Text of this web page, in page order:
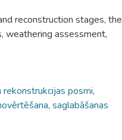
reconstruction stages, the
weathering assessment,
rekonstrukcijas posmi,
, saglabāšanas